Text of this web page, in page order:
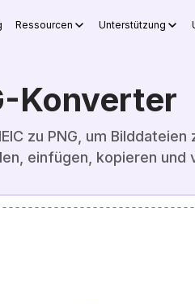
Ressourcen Unterstützung
Konverter
zu PNG, um
einfügen, kopieren und